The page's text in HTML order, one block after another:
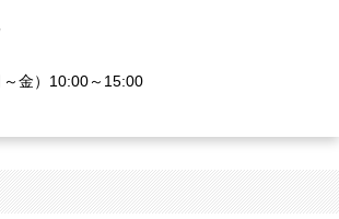
金）10:00～15:00